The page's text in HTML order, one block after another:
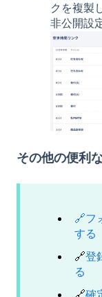
クを複製
非公開設
その他の便利
🔗フ
する
🔗登
る
🔗確